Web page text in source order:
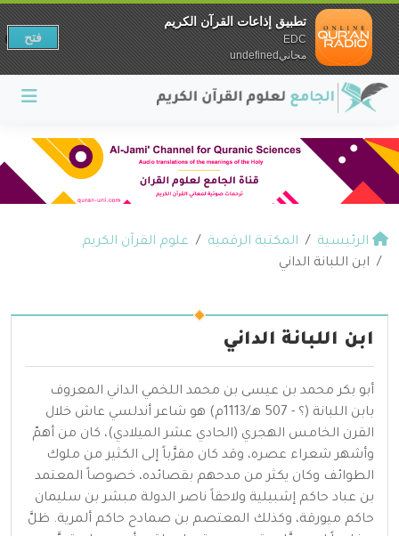
الرئيسية المكتبة الرقمية
علوم القرآن الكريم
ابن اللبانة الداني
ابن اللبانة الداني
أبو بكر محمد بن عيسى بن محمد اللخمي الداني المعروف
بابن اللبانة (؟ - 507 هـ/1113م) هو شاعر أندلسي عاش خلال
القرن الخامس الهجري (الحادي عشر الميلادي)، كان من أهمّ
وأشهر شعراء عصره، وقد كان مقرَّباً إلى الكثير من ملوك
الطوائف وكان يكثر من مدحهم بقصائده، خصوصاً المعتمد
بن عباد حاكم إشبيلية ولاحقاً ناصر الدولة مبشر بن سليمان
حاكم ميورقة، وكذلك المعتصم بن صمادح حاكم ألمرية. ظلَّ
تطبيق إذاعات القرآن الكريم
EDC
مجانيundefined
فتح